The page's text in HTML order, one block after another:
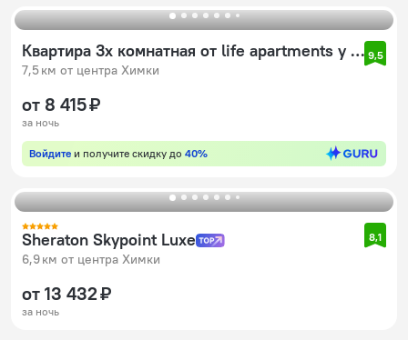
Квартира 3х комнатная от life apartments у метро
7,5 км от центра Химки
9,5
от 8 415 ₽
за ночь
Войдите и получите скидку до 40%
Sheraton Skypoint Luxe
6,9 км от центра Химки
8,1
от 13 432 ₽
за ночь